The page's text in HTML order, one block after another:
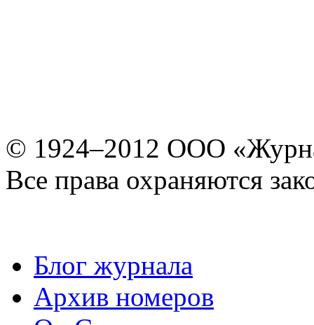
© 1924–2012 ООО
Все права охраняются
Блог журнала
Архив номеров